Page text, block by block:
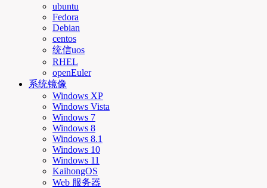
ubuntu
Fedora
Debian
centos
统信uos
RHEL
openEuler
系统镜像
Windows XP
Windows Vista
Windows 7
Windows 8
Windows 8.1
Windows 10
Windows 11
KaihongOS
Web 服务器